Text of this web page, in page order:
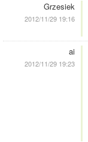
Grzesiek
2012/11/29 19:16
ai
2012/11/29 19:23